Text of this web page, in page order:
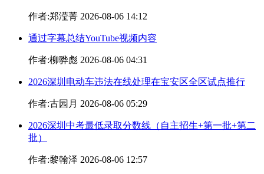
作者:郑滢菁 2026-08-06 14:12
通过字幕总结YouTube视频内容
作者:柳骅彪 2026-08-06 04:31
2026深圳电动车违法在线处理在宝安区全区试点推行
作者:古园月 2026-08-06 05:29
2026深圳中考最低录取分数线（自主招生+第一批+第二
批）
作者:黎翰泽 2026-08-06 12:57